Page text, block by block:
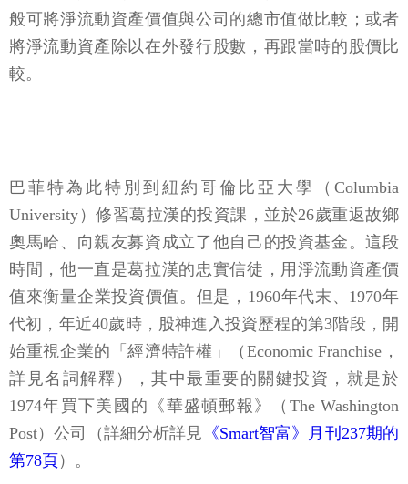
般可將淨流動資產價值與公司的總市值做比較；或者
將淨流動資產除以在外發行股數，再跟當時的股價比
較。
巴菲特為此特別到紐約哥倫比亞大學（Columbia
University）修習葛拉漢的投資課，並於26歲重返故鄉
奧馬哈、向親友募資成立了他自己的投資基金。這段
時間，他一直是葛拉漢的忠實信徒，用淨流動資產價
值來衡量企業投資價值。但是，1960年代末、1970年
代初，年近40歲時，股神進入投資歷程的第3階段，開
始重視企業的「經濟特許權」（Economic Franchise，
詳見名詞解釋），其中最重要的關鍵投資，就是於
1974年買下美國的《華盛頓郵報》（The Washington
Post）公司（詳細分析詳見 《Smart智富》月刊237期的
第78頁）。